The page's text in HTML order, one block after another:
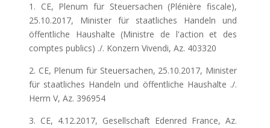
1. CE, Plenum für Steuersachen (Plénière fiscale),
25.10.2017, Minister für staatliches Handeln und
öffentliche Haushalte (Ministre de l'action et des
comptes publics) ./. Konzern Vivendi, Az. 403320
2. CE, Plenum für Steuersachen, 25.10.2017, Minister
für staatliches Handeln und öffentliche Haushalte ./.
Herrn V, Az. 396954
3. CE, 4.12.2017, Gesellschaft Edenred France, Az.